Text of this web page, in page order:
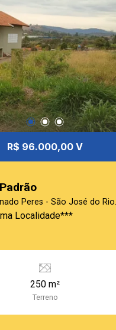
R$ 96.000,00 V
Peres - São José do Rio
Localidade***
250 m²
Terreno